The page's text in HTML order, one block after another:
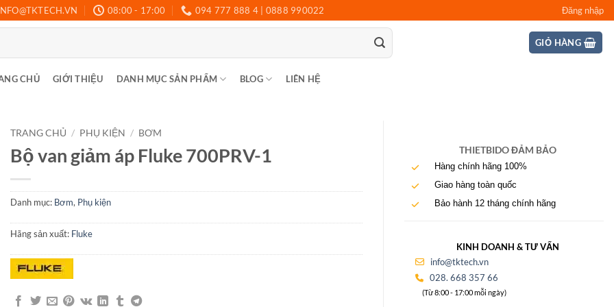
08:00 - 17:00 094 777 888 4 | 0888 990022 Đăng nhập
GIỎ HÀNG
CHỦ GIỚI THIỆU DANH MỤC SẢN PHẨM BLOG LIÊN HỆ
TRANG CHỦ / PHỤ KIỆN / BƠM
Bộ van giảm áp Fluke 700PRV-1
Danh mục: Bơm, Phụ kiện
Hãng sản xuất: Fluke
THIETBIDO ĐẢM BẢO
Hàng chính hãng 100%
Giao hàng toàn quốc
Bảo hành 12 tháng chính hãng
KINH DOANH & TƯ VẤN
info@tktech.vn
028. 668 357 66
(Từ 8:00 - 17:00 mỗi ngày)